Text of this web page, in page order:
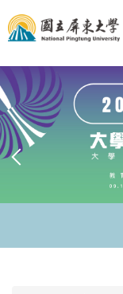
跳
到
要
內
容
區